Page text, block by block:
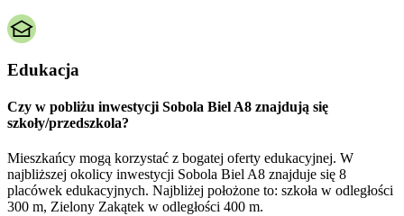
Edukacja
Czy w pobliżu inwestycji Sobola Biel A8 znajdują się
szkoły/przedszkola?
Mieszkańcy mogą korzystać z bogatej oferty edukacyjnej. W
najbliższej okolicy inwestycji Sobola Biel A8 znajduje się 8
placówek edukacyjnych. Najbliżej położone to: szkoła w odległości
300 m, Zielony Zakątek w odległości 400 m.